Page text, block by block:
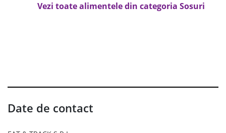
Vezi toate alimentele din categoria Sosuri
Date de contact